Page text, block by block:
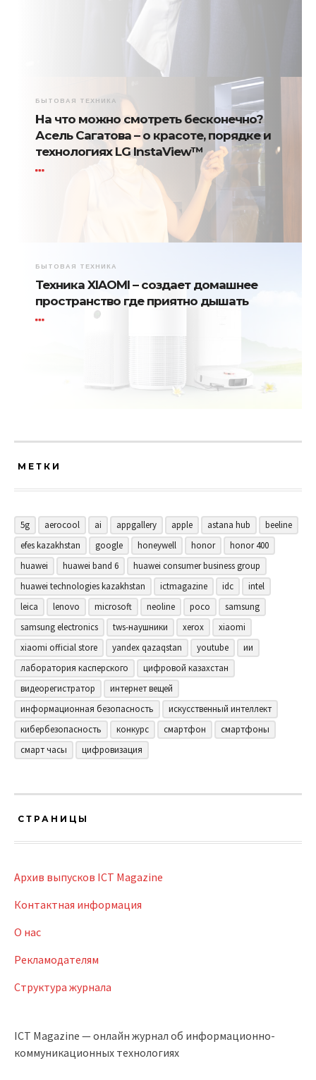
БЫТОВАЯ ТЕХНИКА
На что можно смотреть бесконечно?
Асель Сагатова – о красоте, порядке и
технологиях LG InstaView™
БЫТОВАЯ ТЕХНИКА
Техника XIAOMI – создает домашнее
пространство где приятно дышать
МЕТКИ
5g aerocool ai appgallery apple astana hub
beeline
efes kazakhstan
google honeywell honor
honor 400
huawei
huawei band 6
huawei consumer business group
huawei technologies kazakhstan
ictmagazine idc
intel
leica
lenovo microsoft neoline poco
samsung
samsung electronics
tws-наушники xerox
xiaomi
xiaomi official store
yandex qazaqstan youtube
ии
лаборатория касперского
цифровой казахстан
видеорегистратор
интернет вещей
информационная безопасность
искусственный интеллект
кибербезопасность
конкурс смартфон
смартфоны
смарт часы
цифровизация
СТРАНИЦЫ
Архив выпусков ICT Magazine
Контактная информация
О нас
Рекламодателям
Структура журнала
ICT Magazine — онлайн журнал об информационно-
коммуникационных технологиях